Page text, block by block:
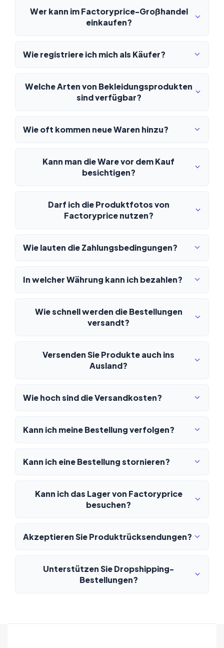
Wer kann im Factoryprice-Großhandel
einkaufen?
Wie registriere ich mich als Käufer?
Welche Arten von Bekleidungsprodukten
sind verfügbar?
Wie oft kommen neue Waren hinzu?
Kann man die Ware vor dem Kauf
besichtigen?
Darf ich die Produktfotos von
Factoryprice nutzen?
Wie lauten die Zahlungsbedingungen?
In welcher Währung kann ich bezahlen?
Wie schnell werden die Bestellungen
versandt?
Versenden Sie Produkte auch ins
Ausland?
Wie hoch sind die Versandkosten?
Kann ich meine Bestellung verfolgen?
Kann ich eine Bestellung stornieren?
Kann ich das Lager von Factoryprice
besuchen?
Akzeptieren Sie Produktrücksendungen?
Unterstützen Sie Dropshipping-
Bestellungen?